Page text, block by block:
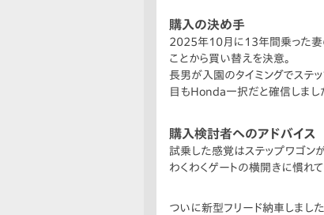
購入の決め手
2025年10月に13年間乗った妻
ことから買い替えを決意。
長男が入園のタイミングでステ
目もHonda一択だと確信しまし
購入検討者へのアドバイス
試乗した感覚はステップワゴン
わくわくゲートの横開きに慣れ
ついに新型フリード納車しました